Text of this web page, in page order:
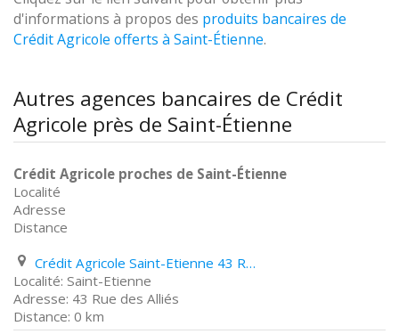
d'informations à propos des produits bancaires de
Crédit Agricole offerts à Saint-Étienne.
Autres agences bancaires de Crédit
Agricole près de Saint-Étienne
Crédit Agricole proches de Saint-Étienne
Localité
Adresse
Distance
Crédit Agricole Saint-Etienne 43 Rue des Alliés
Saint-Etienne
43 Rue des Alliés
0 km